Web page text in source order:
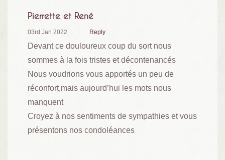
Pierrette et René
03rd Jan 2022 Reply
Devant ce douloureux coup du sort nous
sommes à la fois tristes et décontenancés
Nous voudrions vous apportés un peu de
réconfort,mais aujourd’hui les mots nous
manquent
Croyez à nos sentiments de sympathies et vous
présentons nos condoléances